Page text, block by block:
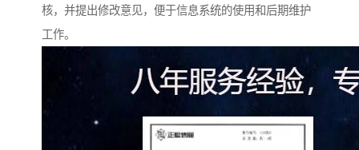
核，并提出修改意见，便于信息系统的使用和后期维护
工作。